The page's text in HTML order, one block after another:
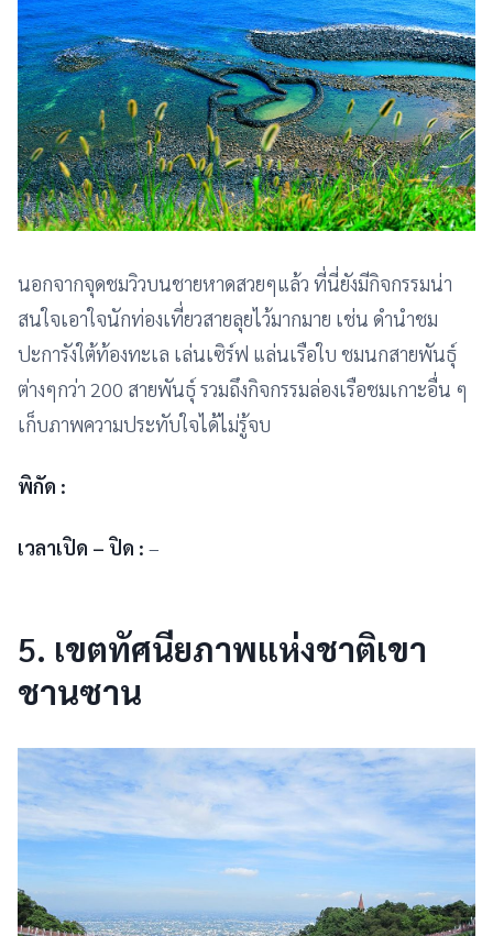
นอกจากจุดชมวิวบนชายหาดสวยๆแล้ว ที่นี่ยังมีกิจกรรมน่า
สนใจเอาใจนักท่องเที่ยวสายลุยไว้มากมาย เช่น ดำนำชม
ปะการังใต้ท้องทะเล เล่นเซิร์ฟ แล่นเรือใบ ชมนกสายพันธุ์
ต่างๆกว่า 200 สายพันธุ์ รวมถึงกิจกรรมล่องเรือชมเกาะอื่น ๆ
เก็บภาพความประทับใจได้ไม่รู้จบ
พิกัด :
เวลาเปิด – ปิด : –
5. เขตทัศนียภาพแห่งชาติเขา
ชานซาน